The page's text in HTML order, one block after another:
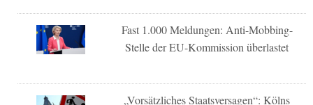
Fast 1.000 Meldungen: Anti-Mobbing-
Stelle der EU-Kommission überlastet
„Vorsätzliches Staatsversagen“: Kölns